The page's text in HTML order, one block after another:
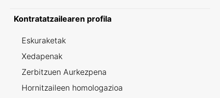
Kontratatzailearen profila
Eskuraketak
Xedapenak
Zerbitzuen Aurkezpena
Hornitzaileen homologazioa